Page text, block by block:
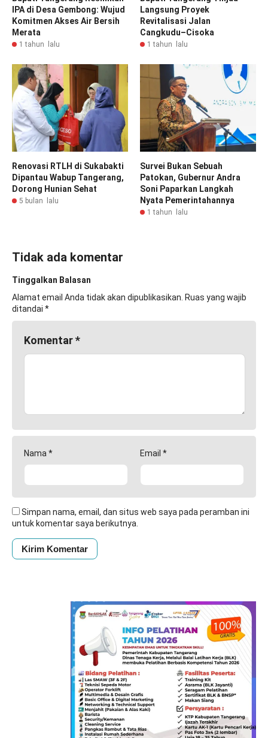
IPA di Desa Gembong: Wujud
Komitmen Akses Air Bersih
Merata
1 tahun lalu
Langsung Proyek
Revitalisasi Jalan
Cangkudu–Cisoka
1 tahun lalu
Renovasi RTLH di Sukabakti
Dipantau Wabup Tangerang,
Dorong Hunian Sehat
5 bulan lalu
Survei Bukan Sebuah
Patokan, Gubernur Andra
Soni Paparkan Langkah
Nyata Pemerintahannya
1 tahun lalu
Tidak ada komentar
Tinggalkan Balasan
Alamat email Anda tidak akan dipublikasikan. Ruas yang wajib
ditandai *
Komentar*
Nama * Email *
Simpan nama, email, dan situs web saya pada peramban ini
untuk komentar saya berikutnya.